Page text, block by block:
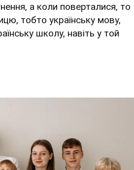
а коли поверталися, то
тобто українську мову,
школу, навіть у той